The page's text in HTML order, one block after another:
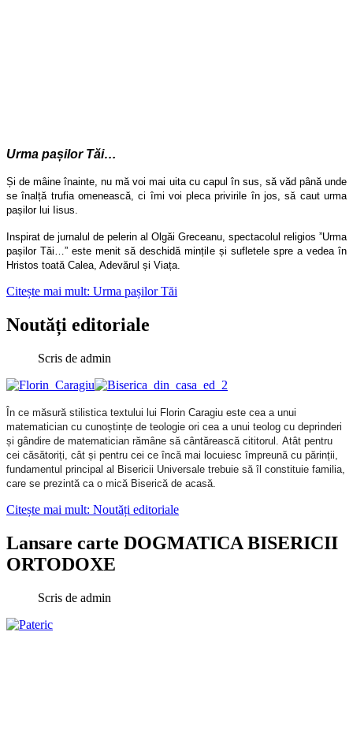
Urma pașilor Tăi…
Și de mâine înainte, nu mă voi mai uita cu capul în sus, să văd până unde
se înalță trufia omenească, ci îmi voi pleca privirile în jos, să caut urma
pașilor lui Iisus.
Inspirat de jurnalul de pelerin al Olgăi Greceanu, spectacolul religios ”Urma
pașilor Tăi…” este menit să deschidă mințile și sufletele spre a vedea în
Hristos toată Calea, Adevărul și Viața.
Citește mai mult: Urma pașilor Tăi
Noutăți editoriale
Scris de admin
În ce măsură stilistica textului lui Florin Caragiu este cea a unui
matematician cu cunoștințe de teologie ori cea a unui teolog cu deprinderi
și gândire de matematician rămâne să cântărească cititorul. Atât pentru
cei căsătoriți, cât și pentru cei ce încă mai lo­­­cuiesc împreună cu părinții,
fundamentul principal al Bi­se­ricii Universale trebuie să îl constituie familia,
care se pre­­zintă ca o mică Biserică de acasă.
Citește mai mult: Noutăți editoriale
Lansare carte DOGMATICA BISERICII
ORTODOXE
Scris de admin